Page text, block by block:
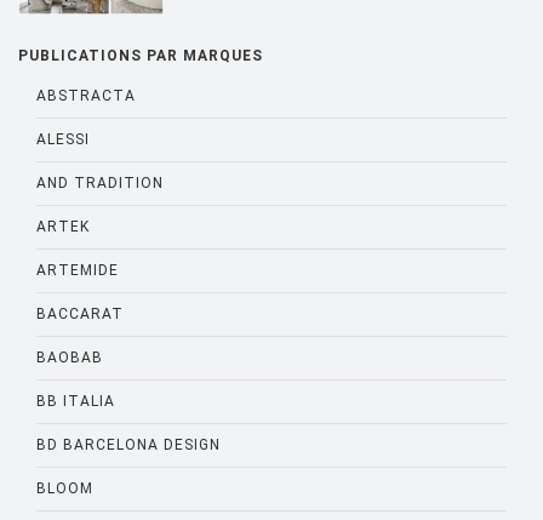
PUBLICATIONS PAR MARQUES
ABSTRACTA
ALESSI
AND TRADITION
ARTEK
ARTEMIDE
BACCARAT
BAOBAB
BB ITALIA
BD BARCELONA DESIGN
BLOOM